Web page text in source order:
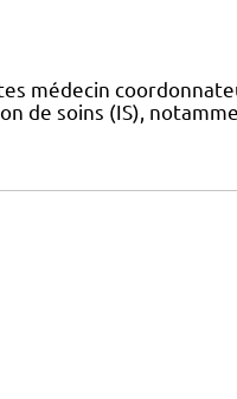
médecin
de soins (IS),